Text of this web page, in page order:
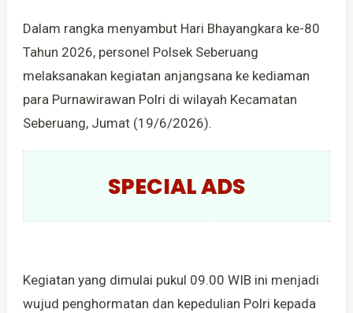
Dalam rangka menyambut Hari Bhayangkara ke-80
Tahun 2026, personel Polsek Seberuang
melaksanakan kegiatan anjangsana ke kediaman
para Purnawirawan Polri di wilayah Kecamatan
Seberuang, Jumat (19/6/2026).
SPECIAL ADS
Kegiatan yang dimulai pukul 09.00 WIB ini menjadi
wujud penghormatan dan kepedulian Polri kepada